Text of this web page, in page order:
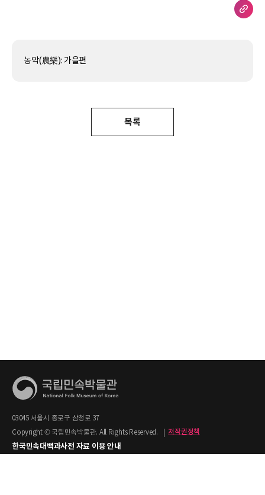
농악(農樂): 가을편
목록
03045 서울시 종로구 삼청로 37
Copyright © 국립민속박물관. All Rights Reserved.
저작권정책
한국민속대백과사전 자료 이용 안내